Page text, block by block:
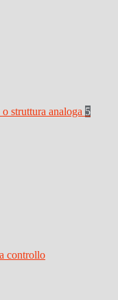
struttura analoga 5
controllo